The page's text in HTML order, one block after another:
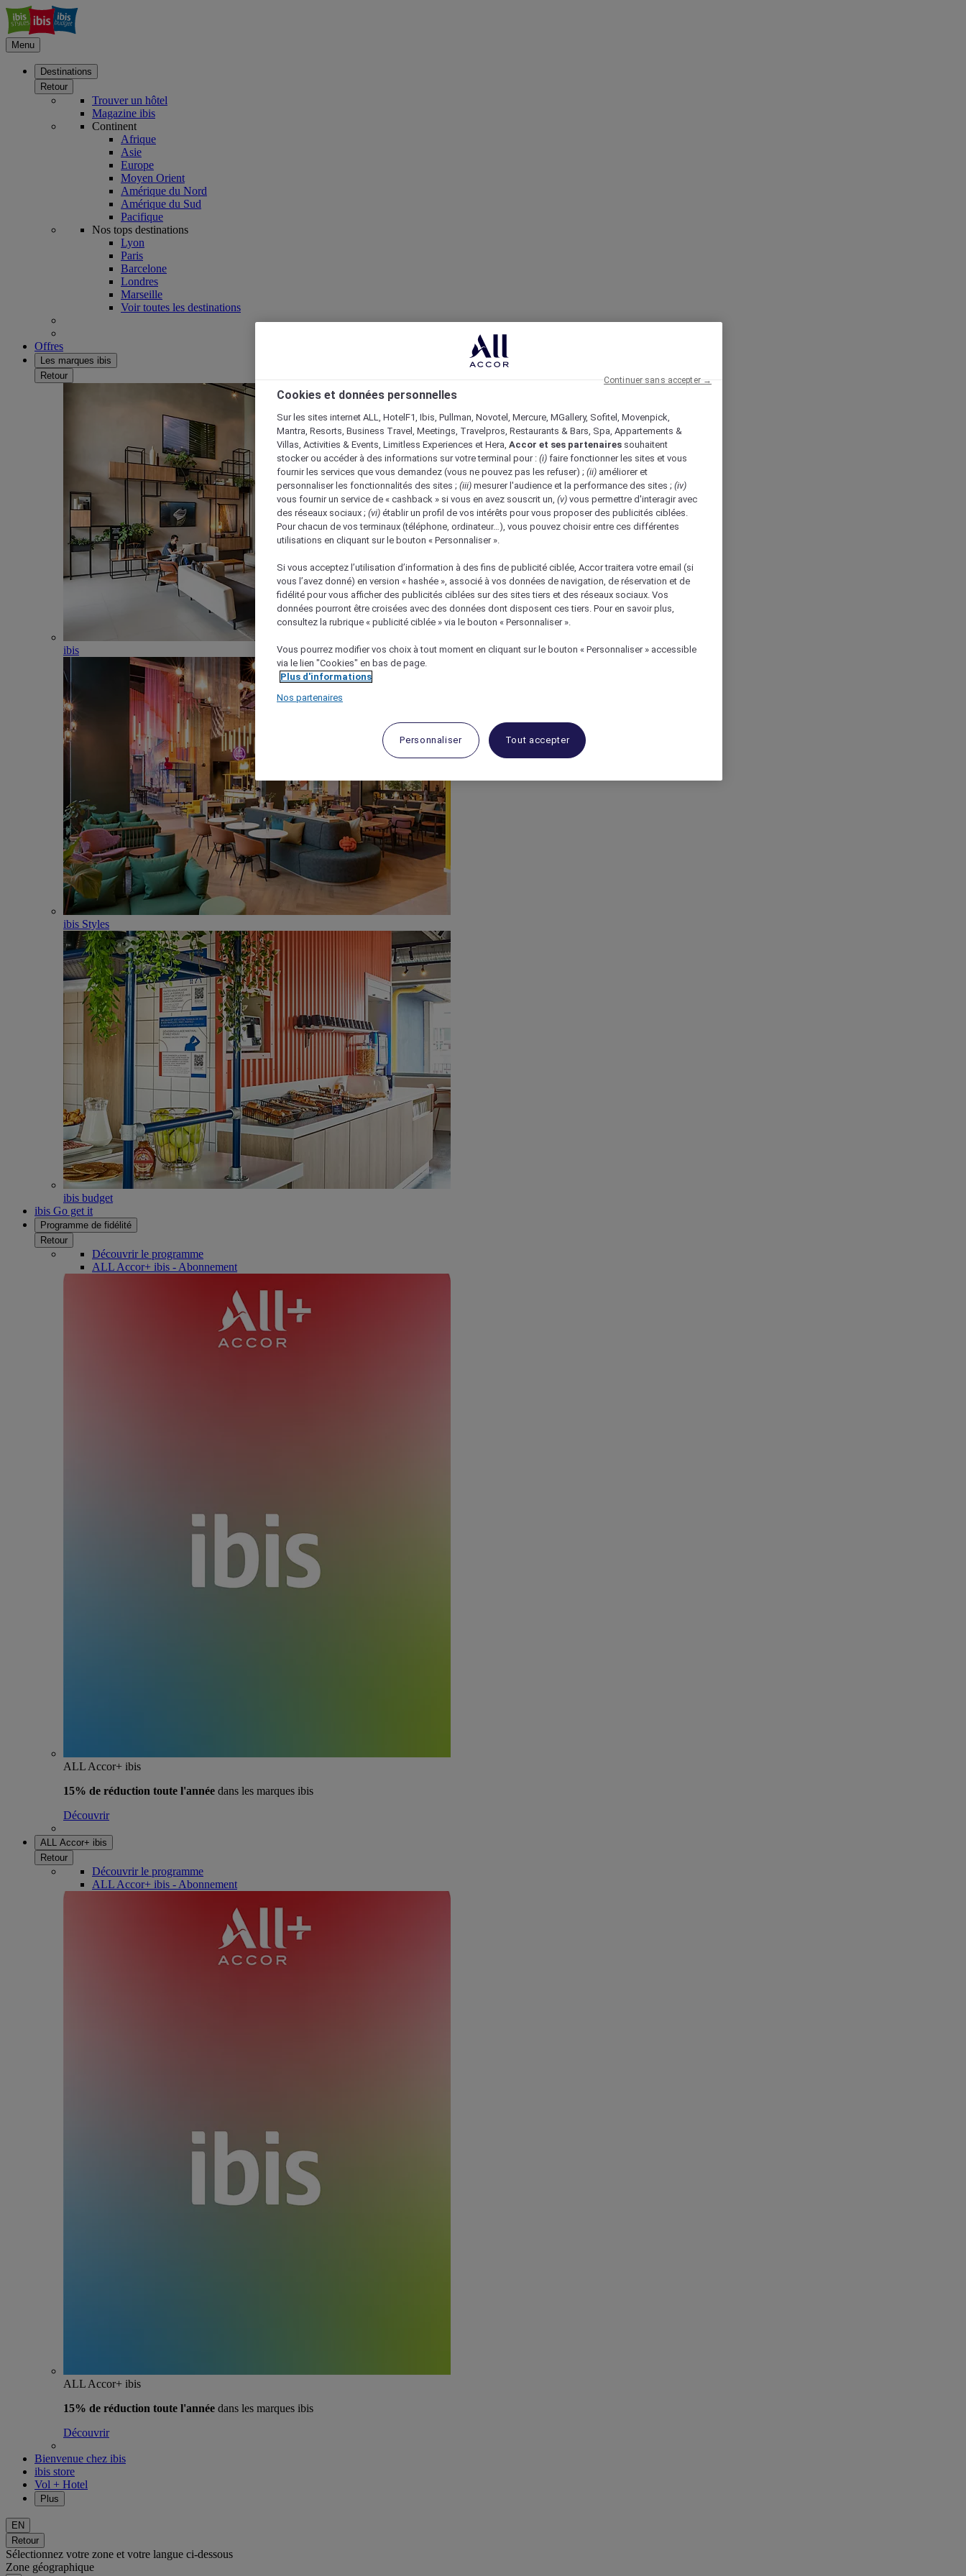
Menu
Destinations
Retour
Trouver un hôtel
Magazine ibis
Continent
Afrique
Asie
Europe
Moyen Orient
Amérique du Nord
Amérique du Sud
Pacifique
Nos tops destinations
Lyon
Paris
Barcelone
Londres
Marseille
Voir toutes les destinations
Offres
Les marques ibis
Retour
ibis
ibis Styles
ibis budget
ibis Go get it
Programme de fidélité
Retour
Découvrir le programme
ALL Accor+ ibis - Abonnement
ALL Accor+ ibis
15% de réduction toute l'année dans les marques ibis
Découvrir
ALL Accor+ ibis
Retour
Découvrir le programme
ALL Accor+ ibis - Abonnement
ALL Accor+ ibis
15% de réduction toute l'année dans les marques ibis
Découvrir
Bienvenue chez ibis
ibis store
Vol + Hotel
Plus
EN
Retour
Sélectionnez votre zone et votre langue ci-dessous
Zone géographique
Cookies et données personnelles
Sur les sites internet ALL, HotelF1, Ibis, Pullman, Novotel, Mercure, MGallery, Sofitel, Movenpick,
Mantra, Resorts, Business Travel, Meetings, Travelpros, Restaurants & Bars, Spa, Appartements &
Villas, Activities & Events, Limitless Experiences et Hera, Accor et ses partenaires souhaitent
stocker ou accéder à des informations sur votre terminal pour : (i) faire fonctionner les sites et vous
fournir les services que vous demandez (vous ne pouvez pas les refuser) ; (ii) améliorer et
personnaliser les fonctionnalités des sites ; (iii) mesurer l'audience et la performance des sites ; (iv)
vous fournir un service de « cashback » si vous en avez souscrit un, (v) vous permettre d'interagir avec
des réseaux sociaux ; (vi) établir un profil de vos intérêts pour vous proposer des publicités ciblées.
Pour chacun de vos terminaux (téléphone, ordinateur…), vous pouvez choisir entre ces différentes
utilisations en cliquant sur le bouton « Personnaliser ».
Si vous acceptez l’utilisation d’information à des fins de publicité ciblée, Accor traitera votre email (si
vous l’avez donné) en version « hashée », associé à vos données de navigation, de réservation et de
fidélité pour vous afficher des publicités ciblées sur des sites tiers et des réseaux sociaux. Vos
données pourront être croisées avec des données dont disposent ces tiers. Pour en savoir plus,
consultez la rubrique « publicité ciblée » via le bouton « Personnaliser ».
Vous pourrez modifier vos choix à tout moment en cliquant sur le bouton « Personnaliser » accessible
via le lien "Cookies" en bas de page.
Plus d'informations
Nos partenaires
Personnaliser Tout accepter
Continuer sans accepter →